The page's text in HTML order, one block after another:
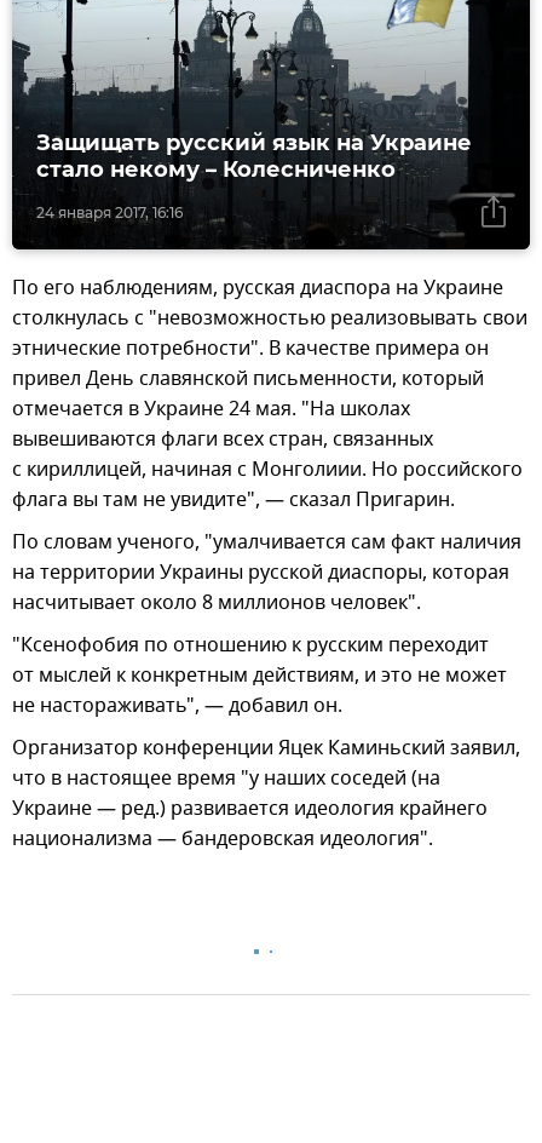
24 января 2017, 16:16
Защищать русский язык на Украине
стало некому – Колесниченко
По его наблюдениям, русская диаспора на Украине
столкнулась с "невозможностью реализовывать свои
этнические потребности". В качестве примера он
привел День славянской письменности, который
отмечается в Украине 24 мая. "На школах
вывешиваются флаги всех стран, связанных
с кириллицей, начиная с Монголиии. Но российского
флага вы там не увидите", — сказал Пригарин.
По словам ученого, "умалчивается сам факт наличия
на территории Украины русской диаспоры, которая
насчитывает около 8 миллионов человек".
"Ксенофобия по отношению к русским переходит
от мыслей к конкретным действиям, и это не может
не настораживать", — добавил он.
Организатор конференции Яцек Каминьский заявил,
что в настоящее время "у наших соседей (на
Украине — ред.) развивается идеология крайнего
национализма — бандеровская идеология".